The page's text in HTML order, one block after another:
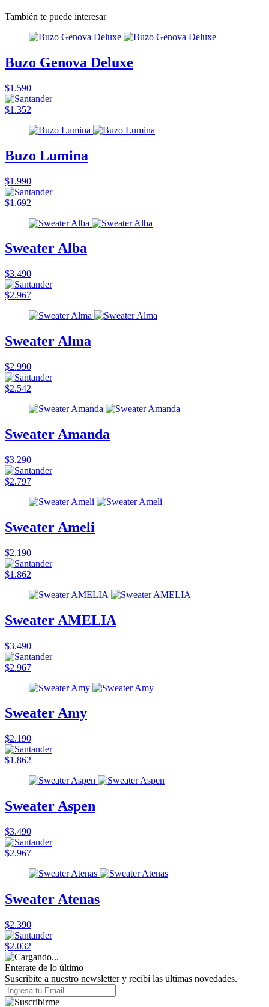
También te puede interesar
Buzo Genova Deluxe
$1.590
$1.352
Buzo Lumina
$1.990
$1.692
Sweater Alba
$3.490
$2.967
Sweater Alma
$2.990
$2.542
Sweater Amanda
$3.290
$2.797
Sweater Ameli
$2.190
$1.862
Sweater AMELIA
$3.490
$2.967
Sweater Amy
$2.190
$1.862
Sweater Aspen
$3.490
$2.967
Sweater Atenas
$2.390
$2.032
Enterate de lo último
Suscribite a nuestro newsletter y recibí las últimas novedades.